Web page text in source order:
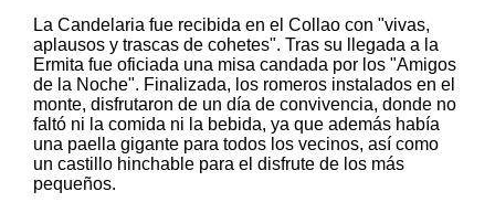
La Candelaria fue recibida en el Collao con "vivas,
aplausos y trascas de cohetes". Tras su llegada a la
Ermita fue oficiada una misa candada por los "Amigos
de la Noche". Finalizada, los romeros instalados en el
monte, disfrutaron de un día de convivencia, donde no
faltó ni la comida ni la bebida, ya que además había
una paella gigante para todos los vecinos, así como
un castillo hinchable para el disfrute de los más
pequeños.